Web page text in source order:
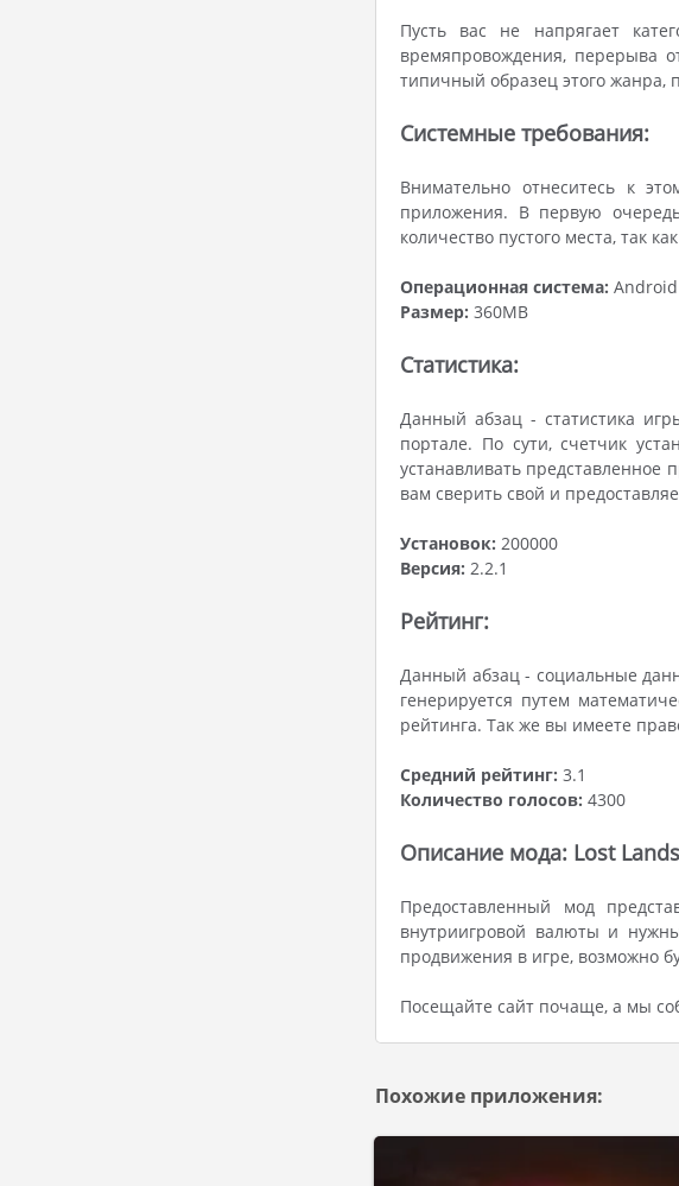
Пусть вас не напрягает
времяпровождения, перерыва
типичный образец этого жанра,
Системные требования:
Внимательно отнеситесь к
приложения. В первую
количество пустого места, так
Операционная система:
Размер: 360MB
Статистика:
Данный абзац - статистика
портале. По сути, счетчик
устанавливать представленное
вам сверить свой и
Установок: 200000
Версия: 2.2.1
Рейтинг:
Данный абзац - социальные
генерируется путем
рейтинга. Так же вы имеете
Средний рейтинг: 3.1
Количество голосов: 4300
Описание мода: Lost
Предоставленный мод
внутриигровой валюты и
продвижения в игре, возможно
Посещайте сайт почаще, а мы
Похожие приложения: